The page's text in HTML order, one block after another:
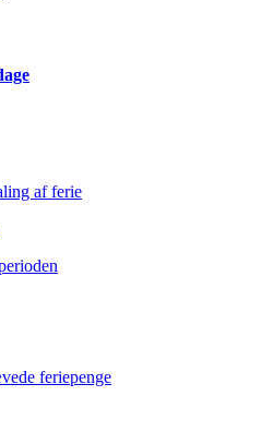
af ferie
feriepenge